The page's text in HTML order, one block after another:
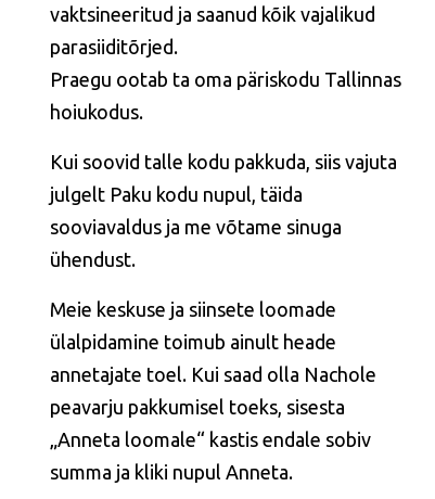
vaktsineeritud ja saanud kõik vajalikud
parasiiditõrjed.
Praegu ootab ta oma päriskodu Tallinnas
hoiukodus.
Kui soovid talle kodu pakkuda, siis vajuta
julgelt Paku kodu nupul, täida
sooviavaldus ja me võtame sinuga
ühendust.
Meie keskuse ja siinsete loomade
ülalpidamine toimub ainult heade
annetajate toel. Kui saad olla Nachole
peavarju pakkumisel toeks, sisesta
„Anneta loomale“ kastis endale sobiv
summa ja kliki nupul Anneta.